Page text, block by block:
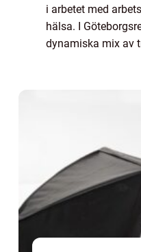
i arbetet med
hälsa. I
dynamiska mix av